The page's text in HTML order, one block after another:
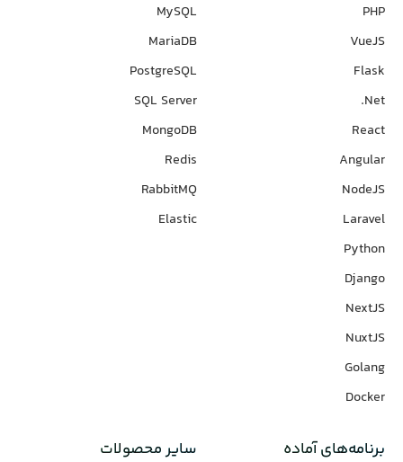
PHP
VueJS
Flask
Net.
React
Angular
NodeJS
Laravel
Python
Django
NextJS
NuxtJS
Golang
Docker
MySQL
MariaDB
PostgreSQL
SQL Server
MongoDB
Redis
RabbitMQ
Elastic
برنامه‌های‌ آماده سایر محصولات